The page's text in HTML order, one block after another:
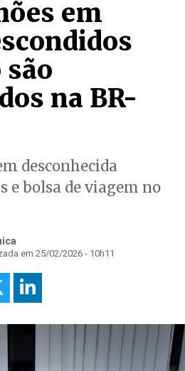
em
na BR-
desconhecida
e bolsa de viagem no
em 25/02/2026 - 10h11